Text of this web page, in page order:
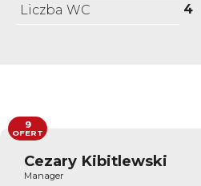
Liczba WC
4
Cezary Kibitlewski
Manager
9
OFERT